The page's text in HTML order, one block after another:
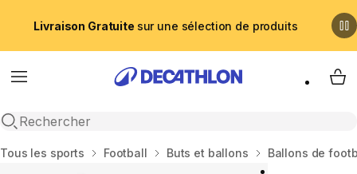
Livraison Gratuite sur une sélection de produits
Menu
Recherche ouverte
My
Accueil
Tous les sports Football Buts et ballons Ballons de